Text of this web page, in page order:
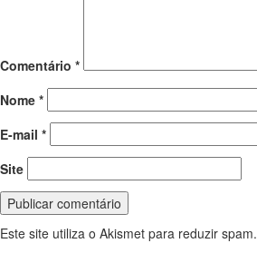
Comentário *
Nome *
E-mail *
Site
Este site utiliza o Akismet para reduzir spam.